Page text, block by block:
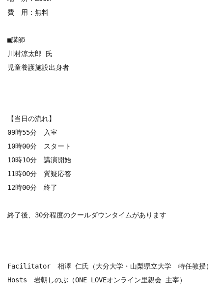
費　用：無料
■講師
川村涼太郎 氏
児童養護施設出身者
【当日の流れ】
09時55分　入室
10時00分　スタート
10時10分　講演開始
11時00分　質疑応答
12時00分　終了
終了後、30分程度のクールダウンタイムがあります
Facilitator　相澤 仁氏（大分大学・山梨県立大学　特任教授）
Hosts　岩朝しのぶ（ONE LOVEオンライン里親会 主宰）